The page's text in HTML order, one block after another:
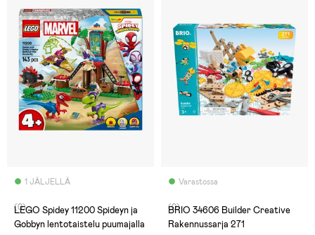
1 JÄLJELLÄ
(0)
LEGO Spidey 11200 Spideyn ja
Gobbyn lentotaistelu puumajalla
Varastossa
(0)
BRIO 34606 Builder Creative
Rakennussarja 271